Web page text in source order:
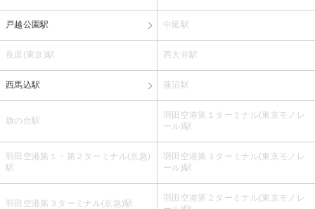
戸越公園駅 中延駅
長原(東京)駅 西大井駅
西馬込駅 蓮沼駅
旗の台駅
羽田空港第１ターミナル(東京モノレ
ール)駅
羽田空港第１・第２ターミナル(京急)
駅
羽田空港第３ターミナル(東京モノレ
ール)駅
羽田空港第３ターミナル(京急)駅
羽田空港第２ターミナル(東京モノレ